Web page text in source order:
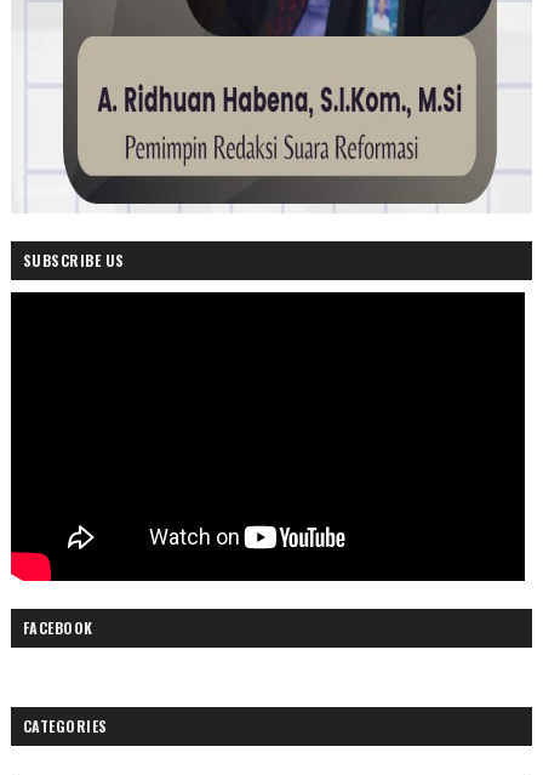
SUBSCRIBE US
FACEBOOK
CATEGORIES